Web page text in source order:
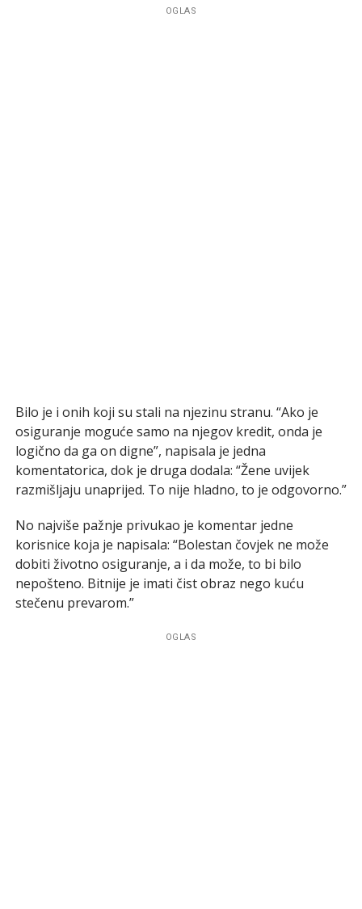
OGLAS
Bilo je i onih koji su stali na njezinu stranu. “Ako je
osiguranje moguće samo na njegov kredit, onda je
logično da ga on digne”, napisala je jedna
komentatorica, dok je druga dodala: “Žene uvijek
razmišljaju unaprijed. To nije hladno, to je odgovorno.”
No najviše pažnje privukao je komentar jedne
korisnice koja je napisala: “Bolestan čovjek ne može
dobiti životno osiguranje, a i da može, to bi bilo
nepošteno. Bitnije je imati čist obraz nego kuću
stečenu prevarom.”
OGLAS